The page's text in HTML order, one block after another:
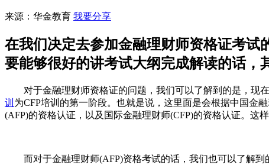
来源：华金教育 我要分享
在我们决定去参加金融理财师资格证考试
要能够很好的讲考试大纲完成解读的话，
对于金融理财师资格证的问题，我们可以了解到的是，现在
训 为CFP培训的第一阶段。也就是说，这里面是会根据中国金
(AFP)的资格认证，以及国际金融理财师(CFP)的资格认证。这
而对于金融理财师(AFP)资格考试的话，我们也可以了解到